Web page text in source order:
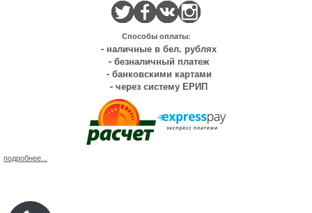
Способы оплаты:
- наличные в бел. рублях
- безналичный платеж
- банковскими картами
- через систему ЕРИП
подробнее...